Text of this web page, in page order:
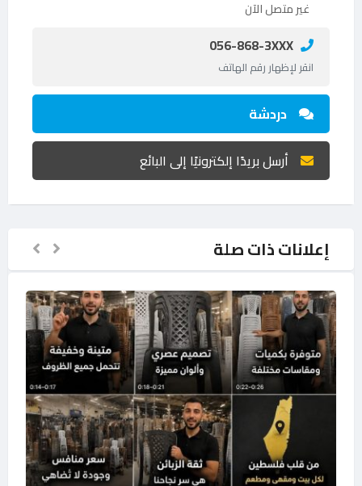
غير متصل الآن
056-868-3XXX
انقر لإظهار رقم الهاتف
دردشة
أرسل بريدًا إلكترونيًا إلى البائع
إعلانات ذات صلة